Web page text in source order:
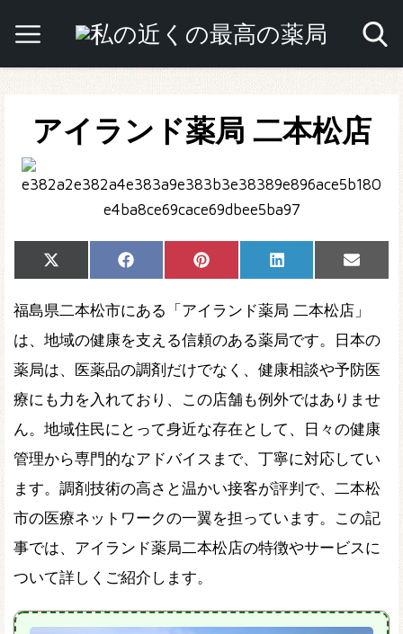
アイランド薬局 二本松店
Share
on
X
(Twitter)
Share
on
Facebook Share
on
Pinterest Share
on
LinkedIn
Share
on
Email
福島県二本松市にある「アイランド薬局 二本松店」
は、地域の健康を支える信頼のある薬局です。日本の
薬局は、医薬品の調剤だけでなく、健康相談や予防医
療にも力を入れており、この店舗も例外ではありませ
ん。地域住民にとって身近な存在として、日々の健康
管理から専門的なアドバイスまで、丁寧に対応してい
ます。調剤技術の高さと温かい接客が評判で、二本松
市の医療ネットワークの一翼を担っています。この記
事では、アイランド薬局二本松店の特徴やサービスに
ついて詳しくご紹介します。